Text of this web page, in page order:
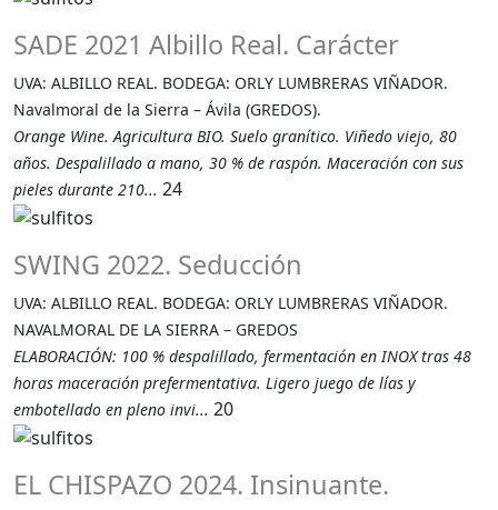
SADE 2021 Albillo Real. Carácter
UVA: ALBILLO REAL. BODEGA: ORLY LUMBRERAS VIÑADOR.
Navalmoral de la Sierra – Ávila (GREDOS).
Orange Wine. Agricultura BIO. Suelo granítico. Viñedo viejo, 80
años. Despalillado a mano, 30 % de raspón. Maceración con sus
pieles durante 210... 24
SWING 2022. Seducción
UVA: ALBILLO REAL. BODEGA: ORLY LUMBRERAS VIÑADOR.
NAVALMORAL DE LA SIERRA – GREDOS
ELABORACIÓN: 100 % despalillado, fermentación en INOX tras 48
horas maceración prefermentativa. Ligero juego de lías y
embotellado en pleno invi... 20
EL CHISPAZO 2024. Insinuante.